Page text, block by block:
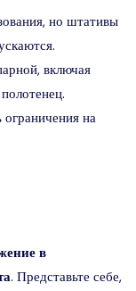
но штативы
включая
ограничения на
в
. Представьте себе,